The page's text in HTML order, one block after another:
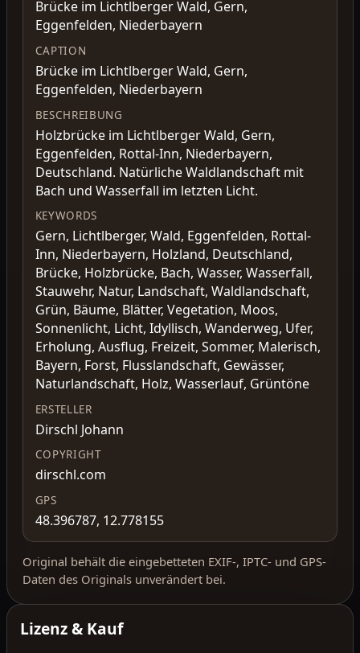
Brücke im Lichtlberger Wald, Gern,
Eggenfelden, Niederbayern
CAPTION
Brücke im Lichtlberger Wald, Gern,
Eggenfelden, Niederbayern
BESCHREIBUNG
Holzbrücke im Lichtlberger Wald, Gern,
Eggenfelden, Rottal-Inn, Niederbayern,
Deutschland. Natürliche Waldlandschaft mit
Bach und Wasserfall im letzten Licht.
KEYWORDS
Gern, Lichtlberger, Wald, Eggenfelden, Rottal-
Inn, Niederbayern, Holzland, Deutschland,
Brücke, Holzbrücke, Bach, Wasser, Wasserfall,
Stauwehr, Natur, Landschaft, Waldlandschaft,
Grün, Bäume, Blätter, Vegetation, Moos,
Sonnenlicht, Licht, Idyllisch, Wanderweg, Ufer,
Erholung, Ausflug, Freizeit, Sommer, Malerisch,
Bayern, Forst, Flusslandschaft, Gewässer,
Naturlandschaft, Holz, Wasserlauf, Grüntöne
ERSTELLER
Dirschl Johann
COPYRIGHT
dirschl.com
GPS
48.396787, 12.778155
Original behält die eingebetteten EXIF-, IPTC- und GPS-
Daten des Originals unverändert bei.
Lizenz & Kauf